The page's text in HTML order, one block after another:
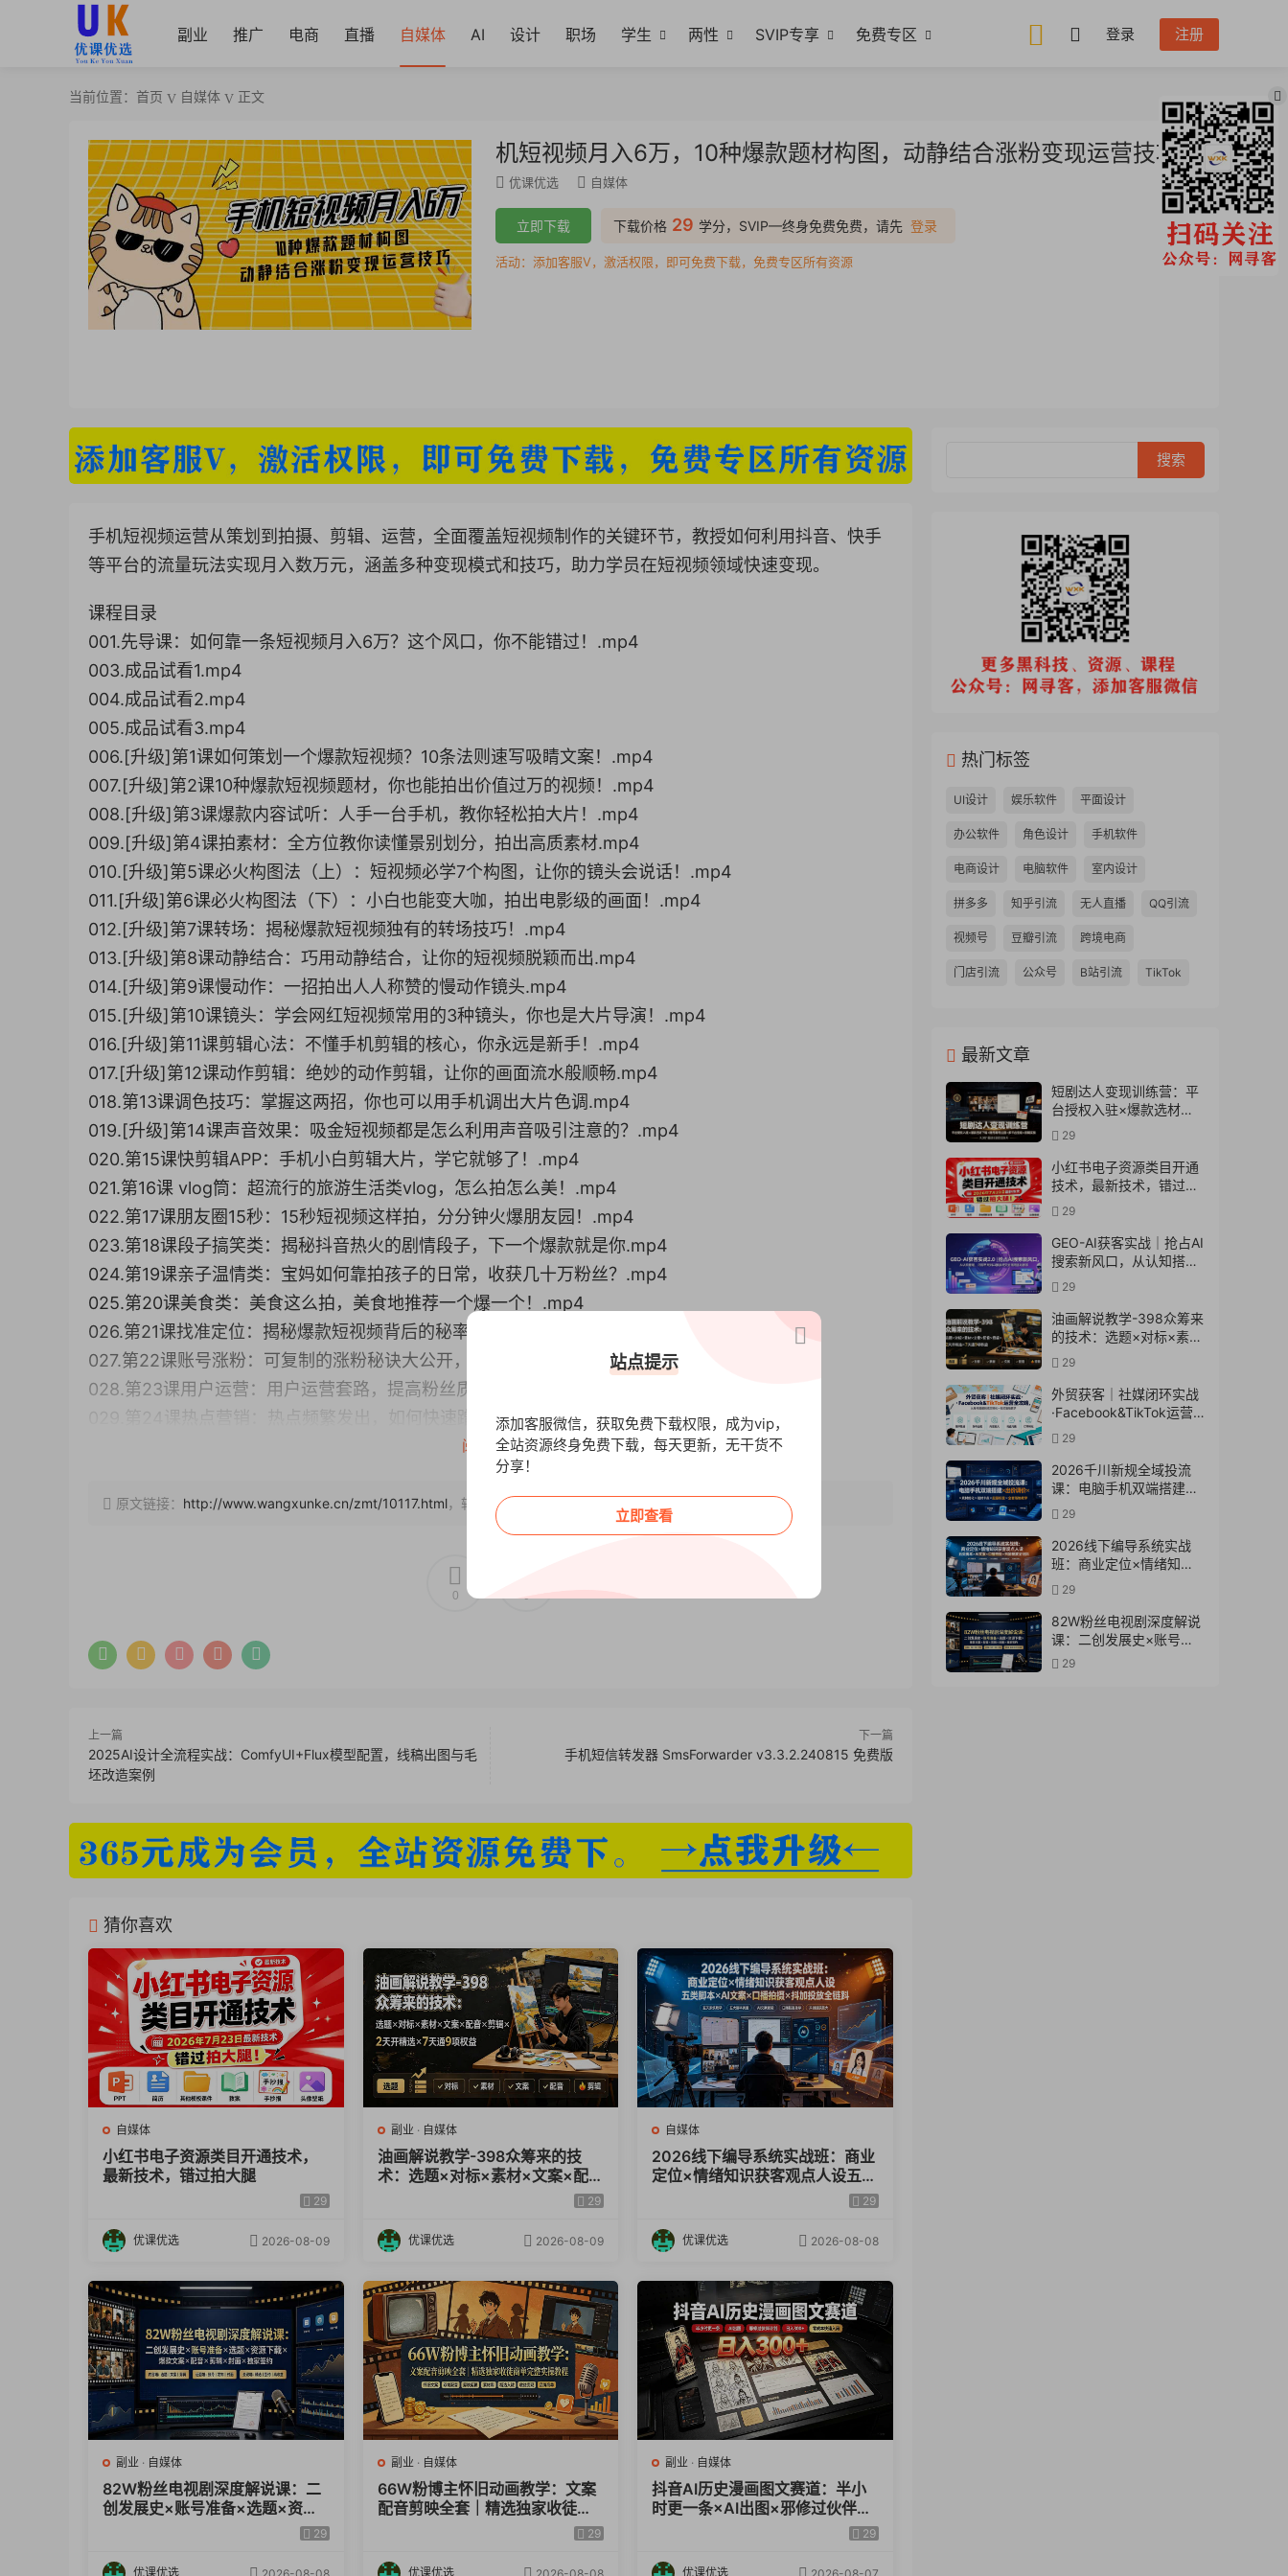
副业 推广 电商 直播 自媒体 AI 设计 职场 学生 两性 SVIP专享 免费专区 登录 注册
当前位置： 首页 自媒体 正文
机短视频月入6万，10种爆款题材构图，动静结合涨粉变现运营技巧
优课优选 自媒体 推广
下载价格 29 学分，SVIP—终身免费免费，请先 登录
立即下载
活动：添加客服V，激活权限，即可免费下载，免费专区所有资源
手机短视频运营从策划到拍摄、剪辑、运营，全面覆盖短视频制作的关键环节，教授如何利用抖音、快手
等平台的流量玩法实现月入数万元，涵盖多种变现模式和技巧，助力学员在短视频领域快速变现。
课程目录
001.先导课：如何靠一条短视频月入6万？这个风口，你不能错过！.mp4
003.成品试看1.mp4
004.成品试看2.mp4
005.成品试看3.mp4
006.[升级]第1课如何策划一个爆款短视频？10条法则速写吸睛文案！.mp4
007.[升级]第2课10种爆款短视频题材，你也能拍出价值过万的视频！.mp4
008.[升级]第3课爆款内容试听：人手一台手机，教你轻松拍大片！.mp4
009.[升级]第4课拍素材：全方位教你读懂景别划分，拍出高质素材.mp4
010.[升级]第5课必火构图法（上）：短视频必学7个构图，让你的镜头会说话！.mp4
011.[升级]第6课必火构图法（下）：小白也能变大咖，拍出电影级的画面！.mp4
012.[升级]第7课转场：揭秘爆款短视频独有的转场技巧！.mp4
013.[升级]第8课动静结合：巧用动静结合，让你的短视频脱颖而出.mp4
014.[升级]第9课慢动作：一招拍出人人称赞的慢动作镜头.mp4
015.[升级]第10课镜头：学会网红短视频常用的3种镜头，你也是大片导演！.mp4
016.[升级]第11课剪辑心法：不懂手机剪辑的核心，你永远是新手！.mp4
017.[升级]第12课动作剪辑：绝妙的动作剪辑，让你的画面流水般顺畅.mp4
018.第13课调色技巧：掌握这两招，你也可以用手机调出大片色调.mp4
019.[升级]第14课声音效果：吸金短视频都是怎么利用声音吸引注意的？.mp4
020.第15课快剪辑APP：手机小白剪辑大片，学它就够了！.mp4
021.第16课 vlog筒：超流行的旅游生活类vlog，怎么拍怎么美！.mp4
022.第17课朋友圈15秒：15秒短视频这样拍，分分钟火爆朋友园！.mp4
023.第18课段子搞笑类：揭秘抖音热火的剧情段子，下一个爆款就是你.mp4
024.第19课亲子温情类：宝妈如何靠拍孩子的日常，收获几十万粉丝？.mp4
025.第20课美食类：美食这么拍，美食地推荐一个爆一个！.mp4
026.第21课找准定位：揭秘爆款短视频背后的秘率，新手必备！.mp4
027.第22课账号涨粉：可复制的涨粉秘诀大公开，救活你的账号！.mp4
028.第23课用户运营：用户运营套路，提高粉丝质量和粉丝粘度.mp4
029.第24课热点营销：热点频繁发出，如何快速蹭热度营销？.mp4
030.第25课 去中心化：深刻了解去中心化，你才能轻松变现！.mp4
031.第26课垂直账号：垂直类账号持续火爆的秘诀！.mp4
032.第27课抖音变现（上）：抖音元老2年实战经验，入局抖音趁现在！.mp4
033.第28课抖音变现（下）：4个步骤快速搭建百万级抖音变现模式.mp4
035,第30课 企业变现:如何用更低成本让更多用户知道你的公司,mp4
037.第32课 个人变现:个人优劣势割析，边玩短视频边月入过万.mp4
038.第33课 其他变现:找准渠道，让一条好的短视频跑通所有平台,mp4
040,第35课 直播变现的5种模式及操作方法，学了你也是直播卖货王.mp4
041.第36课 广告短片篇:给产品拍广告，媲美专业导演，人人抢着看!.mp4
043.第38课 巧影APP(上):搞懂巧影APP的全部功能，手机后期不用愁!.mp4
044.第39课巧影APP(下):玩转90%的特效，让你的作品更受欢迎!.mp4
阅读全文
原文链接： http://www.wangxunke.cn/zmt/10117.html，转载请注明出处~~~
0
上一篇
2025AI设计全流程实战：ComfyUI+Flux模型配置，线稿出图与毛
坯改造案例
下一篇
手机短信转发器 SmsForwarder v3.3.2.240815 免费版
猜你喜欢
自媒体
小红书电子资源类目开通技术，
最新技术，错过拍大腿
29
优课优选 2026-08-09
副业· 自媒体
油画解说教学-398众筹来的技
术：选题×对标×素材×文案×配音
×剪辑×2天开精选×7天通9项权29
优课优选 2026-08-09
自媒体
2026线下编导系统实战班：商业
定位×情绪知识获客观点人设五类
脚本×AI文案×口播拍摄×抖加投29
优课优选 2026-08-08
副业 · 自媒体
82W粉丝电视剧深度解说课：二
创发展史×账号准备×选题×资源
下载×爆款文案×配音×剪辑×封面
29
优课优选
副业· 自媒体
66W粉博主怀旧动画教学：文案
配音剪映全套｜精选独家收徒商
29
优课优选
副业 · 自媒体
抖音AI历史漫画图文赛道：半小
时更一条×AI出图×邪修过伙伴计
划×日入300+，零成本快速入局
29
优课优选
热门标签
UI设计 娱乐软件 平面设计
办公软件 角色设计 手机软件
电商设计 电脑软件 室内设计
拼多多 知乎引流 无人直播 QQ引流
视频号 豆瓣引流 跨境电商
门店引流 公众号 B站引流 TikTok
最新文章
短剧达人变现训练营：平
台授权入驻×爆款选材下
载×账号养号运营×多平台
挂载×剪辑实操×违规处理
全流程
29
小红书电子资源类目开通
技术，最新技术，错过拍
大腿
29
GEO-AI获客实战｜抢占AI
搜索新风口，从认知搭
建、内容布局到AI推荐成
交全链路落地教学
29
油画解说教学-398众筹来
的技术：选题×对标×素材
×文案×配音×剪辑×2天开
精选×7天通9项权益
29
外贸获客｜社媒闭环实战
·Facebook&TikTok运营
全攻略，从账号搭建到成
交转化一站式落地教学
29
2026千川新规全域投流
课：电脑手机双端搭建×
出价调价×素材优化×赔付
卡点×起量权重×全套落地
教学
29
2026线下编导系统实战
班：商业定位×情绪知识
获客观点人设五类脚本
×AI文案×口播拍摄×抖加
投放全链路
29
82W粉丝电视剧深度解说
课：二创发展史×账号准
备×选题×资源下载×爆款
29
站点提示
添加客服微信，获取免费下载权限，成为vip，
全站资源终身免费下载，每天更新，无干货不
分享！
立即查看